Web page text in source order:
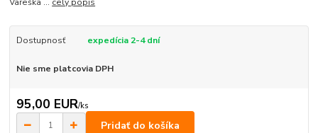
Dostupnosť expedícia 2-4 dní
Nie sme platcovia DPH
95,00 EUR/ks
Pridať do košíka